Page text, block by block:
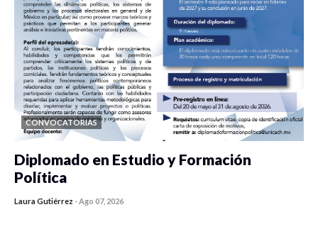
CONVOCATORIAS
Diplomado en Estudio y Formación
Política
Laura Gutiérrez -Ago 07, 2026